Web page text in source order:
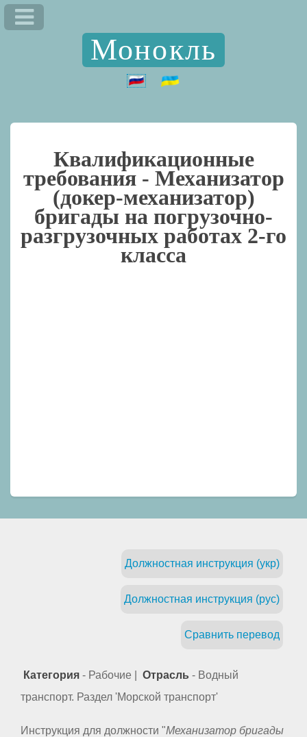
Монокль
Квалификационные
требования - Механизатор
(докер-механизатор)
бригады на погрузочно-
разгрузочных работах 2-го
класса
Должностная инструкция (укр)
Должностная инструкция (рус)
Сравнить перевод
Категория - Рабочие | Отрасль - Водный
транспорт. Раздел 'Морской транспорт'
Инструкция для должности "Механизатор бригады